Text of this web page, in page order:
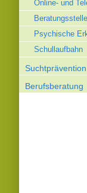
Online- und
Psychische
Schullaufbahn
Suchtprävention
Berufsberatung